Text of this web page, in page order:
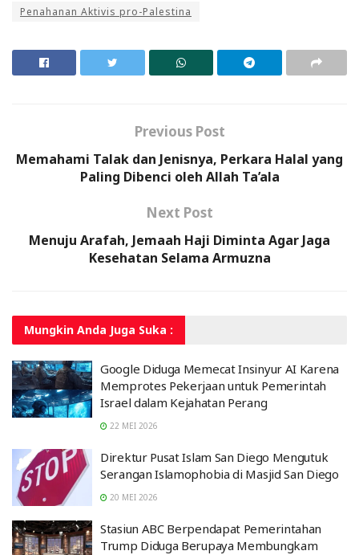
Penahanan Aktivis pro-Palestina
Previous Post
Memahami Talak dan Jenisnya, Perkara Halal yang
Paling Dibenci oleh Allah Ta’ala
Next Post
Menuju Arafah, Jemaah Haji Diminta Agar Jaga
Kesehatan Selama Armuzna
Mungkin Anda Juga Suka :
Google Diduga Memecat Insinyur AI Karena
Memprotes Pekerjaan untuk Pemerintah
Israel dalam Kejahatan Perang
22 MEI 2026
Direktur Pusat Islam San Diego Mengutuk
Serangan Islamophobia di Masjid San Diego
20 MEI 2026
Stasiun ABC Berpendapat Pemerintahan
Trump Diduga Berupaya Membungkam